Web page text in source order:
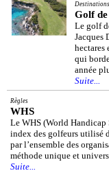
Destinations
Golf de
Le golf
Jacques
hectares
qui
année
Suite...
Règles
WHS
Le WHS (World
index des golfeurs utilisé
par l’ensemble des
méthode unique et
Suite...